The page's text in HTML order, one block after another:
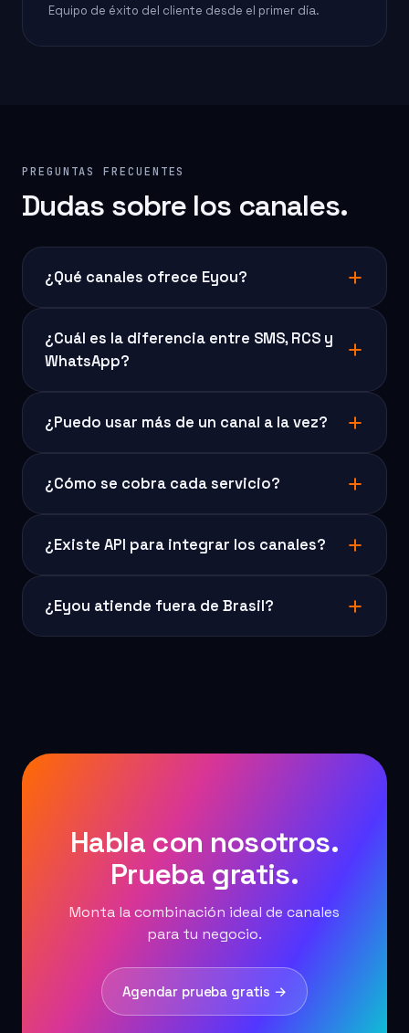
Equipo de éxito del cliente desde el primer día.
PREGUNTAS FRECUENTES
Dudas sobre los canales.
¿Qué canales ofrece Eyou?
¿Cuál es la diferencia entre SMS, RCS y
WhatsApp?
¿Puedo usar más de un canal a la vez?
¿Cómo se cobra cada servicio?
¿Existe API para integrar los canales?
¿Eyou atiende fuera de Brasil?
Habla con nosotros.
Prueba gratis.
Monta la combinación ideal de canales
para tu negocio.
Agendar prueba gratis →